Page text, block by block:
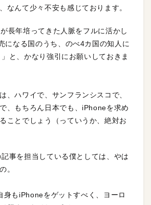
なんて少々不安も感じております。
長年培ってきた人脈をフルに活かし
になる国のうち、のべ4カ国の知人に
」と、かなり強引にお願いしておきま
、ハワイで、サンフランシスコで、
、もちろん日本でも、iPhoneを求め
ことでしょう（っていうか、絶対お
事を担当している僕としては、やは
。
身もiPhoneをゲットすべく、ヨーロ